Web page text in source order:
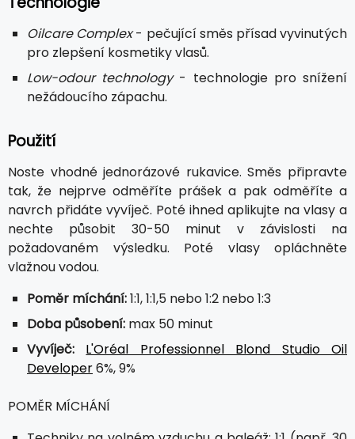
Oilcare Complex- pečující směs přísad vyvinutých
pro zlepšení kosmetiky vlasů.
Low-odour technology- technologie pro snížení
nežádoucího zápachu.
Použití
Noste vhodné jednorázové rukavice. Směs připravte
tak, že nejprve odměříte prášek a pak odměříte a
navrch přidáte vyvíječ. Poté ihned aplikujte na vlasy a
nechte působit 30-50 minut v závislosti na
požadovaném výsledku. Poté vlasy opláchněte
vlažnou vodou.
Poměr míchání:1:1, 1:1,5 nebo 1:2 nebo 1:3
Doba působení: max 50 minut
Vyvíječ:
L'Oréal Professionnel Blond Studio Oil
Developer6%, 9%
POMĚR MÍCHÁNÍ